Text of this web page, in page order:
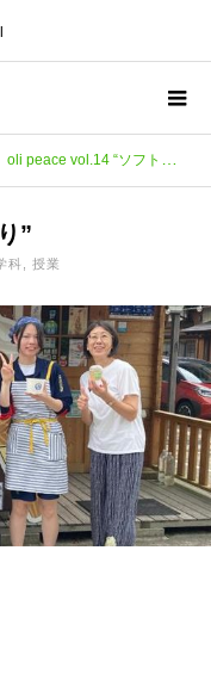
oli peace vol.14 “ソフト作り”
”
科 授業